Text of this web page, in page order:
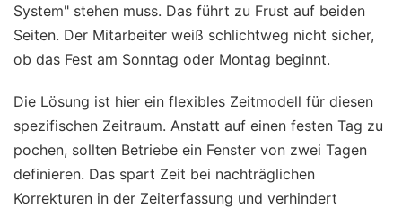
System" stehen muss. Das führt zu Frust auf beiden
Seiten. Der Mitarbeiter weiß schlichtweg nicht sicher,
ob das Fest am Sonntag oder Montag beginnt.
Die Lösung ist hier ein flexibles Zeitmodell für diesen
spezifischen Zeitraum. Anstatt auf einen festen Tag zu
pochen, sollten Betriebe ein Fenster von zwei Tagen
definieren. Das spart Zeit bei nachträglichen
Korrekturen in der Zeiterfassung und verhindert